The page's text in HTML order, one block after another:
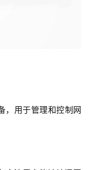
，用于管理和控制网